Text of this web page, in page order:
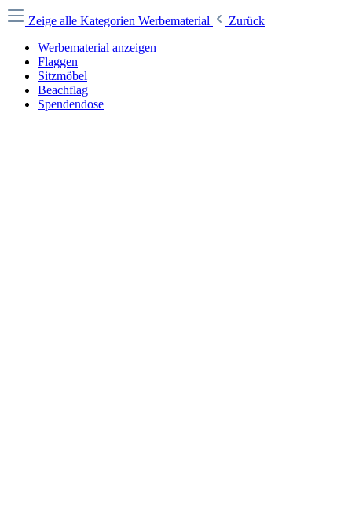
Zeige alle Kategorien Werbematerial
Zurück
Werbematerial anzeigen
Flaggen
Sitzmöbel
Beachflag
Spendendose